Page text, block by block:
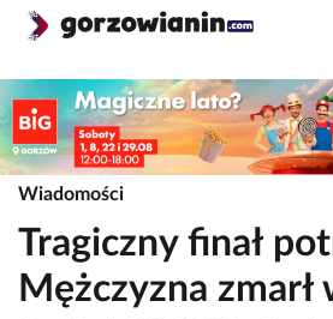
Wiadomości
Tragiczny finał
Mężczyzna zmarł